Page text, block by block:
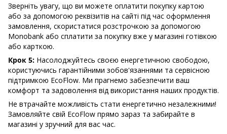
Зверніть увагу, що ви можете оплатити покупку картою
або за допомогою реквізитів на сайті під час оформлення
замовлення, скористатися розстрочкою за допомогою
Monobank або сплатити за покупку вже у магазині готівкою
або карткою.
Крок 5: Насолоджуйтесь своєю енергетичною свободою,
користуючись гарантійними зобов'язаннями та сервісною
підтримкою EcoFlow. Ми прагнемо забезпечити ваш
комфорт та задоволення від використання наших продуктів.
Не втрачайте можливість стати енергетично незалежними!
Замовляйте свій EcoFlow прямо зараз та забирайте в
магазині у зручний для вас час.